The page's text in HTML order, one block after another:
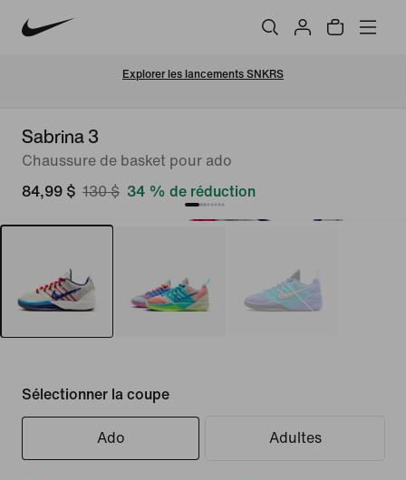
Explorer les lancements SNKRS
Sabrina 3
Chaussure de basket pour ado
84,99 $ 130 $ 34 % de réduction
Sélectionner la coupe
Ado Adultes